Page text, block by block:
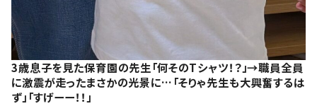
3歳息子を見た保育園の先生「何そのTシャツ！？」→職員全員
に激震が走ったまさかの光景に…「そりゃ先生も大興奮するは
ず」「すげーー！！」